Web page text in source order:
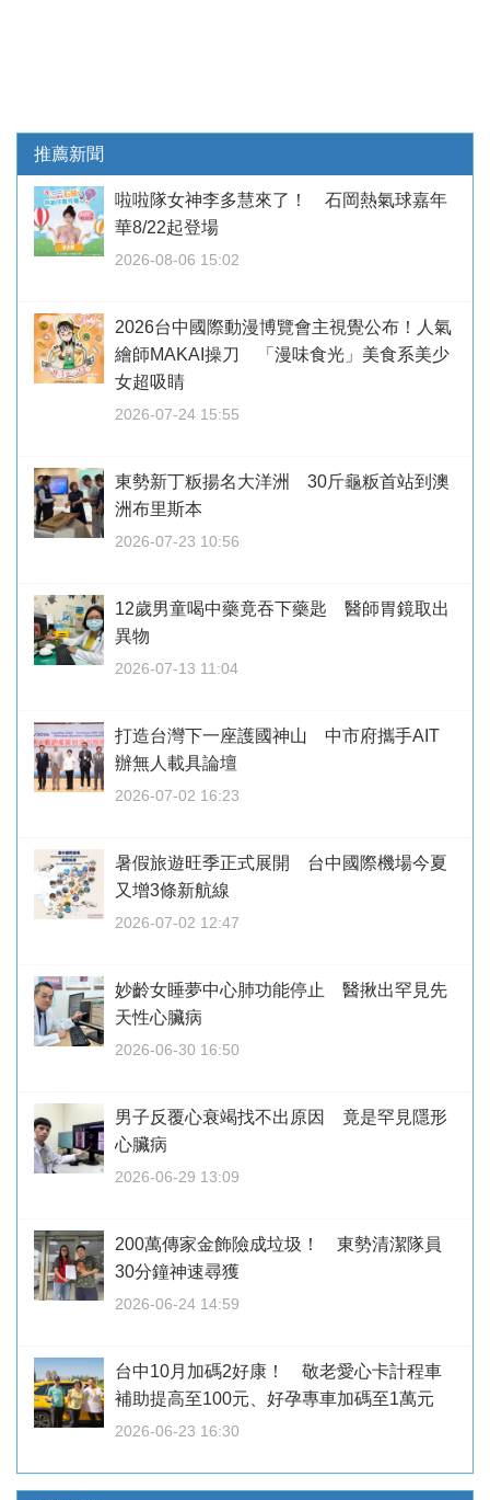
推薦新聞
啦啦隊女神李多慧來了！ 石岡熱氣球嘉年
華8/22起登場
2026-08-06 15:02
2026台中國際動漫博覽會主視覺公布！人氣
繪師MAKAI操刀 「漫味食光」美食系美少
女超吸睛
2026-07-24 15:55
東勢新丁粄揚名大洋洲 30斤龜粄首站到澳
洲布里斯本
2026-07-23 10:56
12歲男童喝中藥竟吞下藥匙 醫師胃鏡取出
異物
2026-07-13 11:04
打造台灣下一座護國神山 中市府攜手AIT
辦無人載具論壇
2026-07-02 16:23
暑假旅遊旺季正式展開 台中國際機場今夏
又增3條新航線
2026-07-02 12:47
妙齡女睡夢中心肺功能停止 醫揪出罕見先
天性心臟病
2026-06-30 16:50
男子反覆心衰竭找不出原因 竟是罕見隱形
心臟病
2026-06-29 13:09
200萬傳家金飾險成垃圾！ 東勢清潔隊員
30分鐘神速尋獲
2026-06-24 14:59
台中10月加碼2好康！ 敬老愛心卡計程車
補助提高至100元、好孕專車加碼至1萬元
2026-06-23 16:30